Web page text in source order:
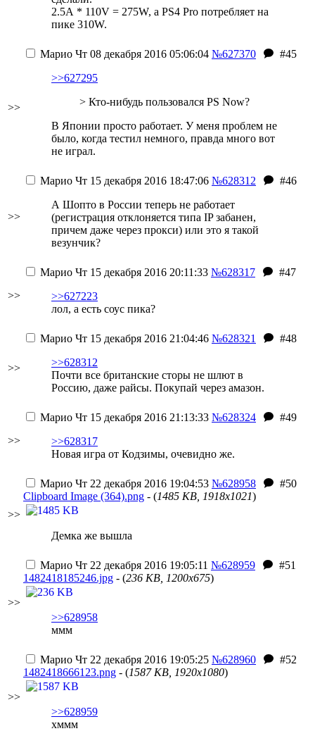
2.5А * 110V = 275W, а PS4 Pro потребляет на
пике 310W.
>>
Марио Чт 08 декабря 2016 05:06:04 №627370
#45
>>627295
> Кто-нибудь пользовался PS Now?
В Японии просто работает. У меня проблем не
было, когда тестил немного, правда много вот
не играл.
>>
Марио Чт 15 декабря 2016 18:47:06 №628312
#46
А Шопто в России теперь не работает
(регистрация отклоняется типа IP забанен,
причем даже через прокси) или это я такой
везунчик?
>>
Марио Чт 15 декабря 2016 20:11:33 №628317
#47
>>627223
лол, а есть соус пика?
>>
Марио Чт 15 декабря 2016 21:04:46 №628321
#48
>>628312
Почти все британские сторы не шлют в
Россию, даже райсы. Покупай через амазон.
>>
Марио Чт 15 декабря 2016 21:13:33 №628324
#49
>>628317
Новая игра от Кодзимы, очевидно же.
>>
Марио Чт 22 декабря 2016 19:04:53 №628958
#50
Clipboard Image (364).png - (1485 KB, 1918x1021)
Демка же вышла
>>
Марио Чт 22 декабря 2016 19:05:11 №628959
#51
1482418185246.jpg - (236 KB, 1200x675)
>>628958
ммм
>>
Марио Чт 22 декабря 2016 19:05:25 №628960
#52
1482418666123.png - (1587 KB, 1920x1080)
>>628959
хммм